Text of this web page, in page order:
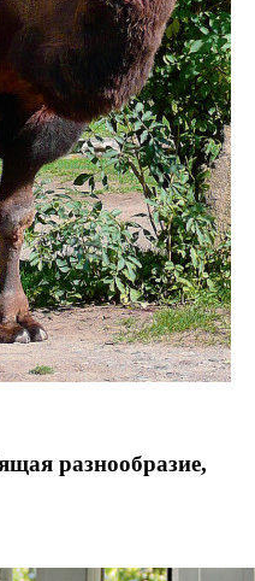
разнообразие,